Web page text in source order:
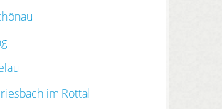
im Rottal